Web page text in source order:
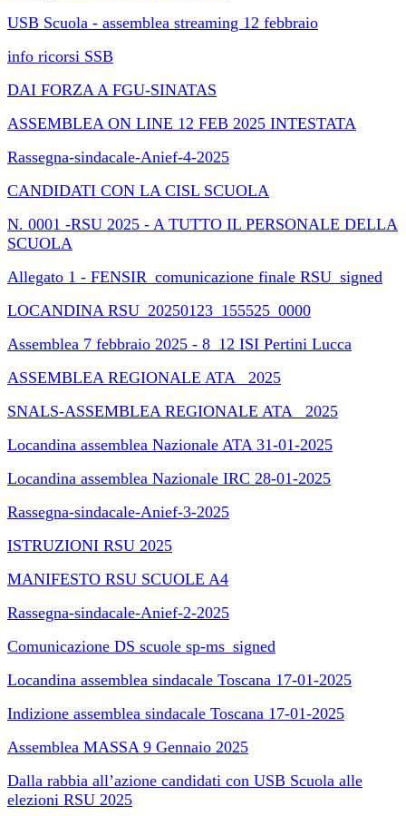
USB Scuola - assemblea streaming 12 febbraio
info ricorsi SSB
DAI FORZA A FGU-SINATAS
ASSEMBLEA ON LINE 12 FEB 2025 INTESTATA
Rassegna-sindacale-Anief-4-2025
CANDIDATI CON LA CISL SCUOLA
N. 0001 -RSU 2025 - A TUTTO IL PERSONALE DELLA
SCUOLA
Allegato 1 - FENSIR_comunicazione finale RSU_signed
LOCANDINA RSU_20250123_155525_0000
Assemblea 7 febbraio 2025 - 8_12 ISI Pertini Lucca
ASSEMBLEA REGIONALE ATA_ 2025
SNALS-ASSEMBLEA REGIONALE ATA_ 2025
Locandina assemblea Nazionale ATA 31-01-2025
Locandina assemblea Nazionale IRC 28-01-2025
Rassegna-sindacale-Anief-3-2025
ISTRUZIONI RSU 2025
MANIFESTO RSU SCUOLE A4
Rassegna-sindacale-Anief-2-2025
Comunicazione DS scuole sp-ms_signed
Locandina assemblea sindacale Toscana 17-01-2025
Indizione assemblea sindacale Toscana 17-01-2025
Assemblea MASSA 9 Gennaio 2025
Dalla rabbia all’azione candidati con USB Scuola alle
elezioni RSU 2025